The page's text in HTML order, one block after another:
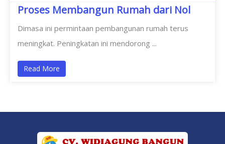
Proses Membangun Rumah dari Nol
Dimasa ini permintaan pembangunan rumah terus
meningkat. Peningkatan ini mendorong ...
Read More